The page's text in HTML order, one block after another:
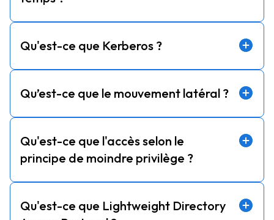
Qu'est-ce que Kerberos ?
Qu’est-ce que le mouvement latéral ?
Qu'est-ce que l'accès selon le
principe de moindre privilège ?
Qu'est-ce que Lightweight Directory